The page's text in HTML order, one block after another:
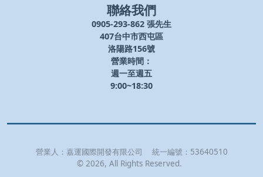
聯絡我們
0905-293-862 張先生
407台中市西屯區
洛陽路156號
營業時間：
週一至週五
9:00~18:30
營業人： 嘉運國際開發有限公司 統一編號： 53640510
© 2026, All Rights Reserved.